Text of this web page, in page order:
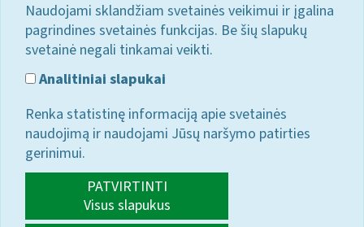
Naudojami sklandžiam svetainės veikimui ir įgalina
pagrindines svetainės funkcijas. Be šių slapukų
svetainė negali tinkamai veikti.
Analitiniai slapukai
Renka statistinę informaciją apie svetainės
naudojimą ir naudojami Jūsų naršymo patirties
gerinimui.
PATVIRTINTI
Visus slapukus